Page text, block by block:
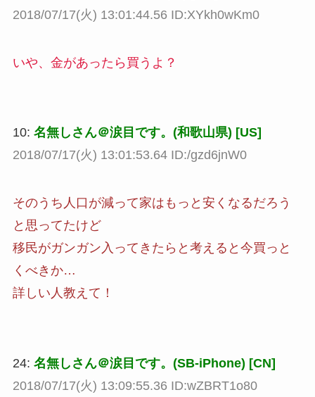
2018/07/17(火) 13:01:44.56 ID:XYkh0wKm0
いや、金があったら買うよ？
10: 名無しさん＠涙目です。(和歌山県) [US]
2018/07/17(火) 13:01:53.64 ID:/gzd6jnW0
そのうち人口が減って家はもっと安くなるだろう
と思ってたけど
移民がガンガン入ってきたらと考えると今買っと
くべきか…
詳しい人教えて！
24: 名無しさん＠涙目です。(SB-iPhone) [CN]
2018/07/17(火) 13:09:55.36 ID:wZBRT1o80